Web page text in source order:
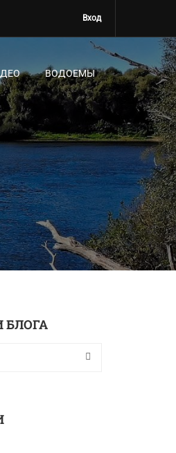
Вход
ВОДОЕМЫ
БЛОГА